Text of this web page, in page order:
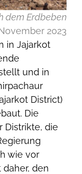
dem Erdbeben
2023
in Jajarkot
und in
District)
Die
Distrikte, die
wie vor
daher, den